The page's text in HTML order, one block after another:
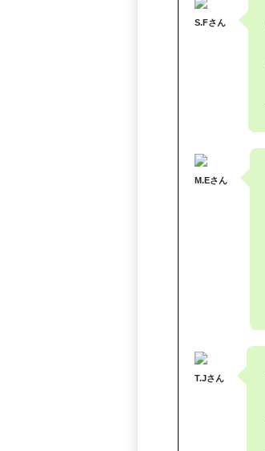
S.Fさん
M.Eさん
T.Jさん